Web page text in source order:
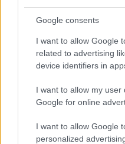
Google consents
I want to allow Google
related to advertising
device identifiers in
I want to allow my user
Google for online
I want to allow Google
personalized
Olyat lehet csinálni a
még soha